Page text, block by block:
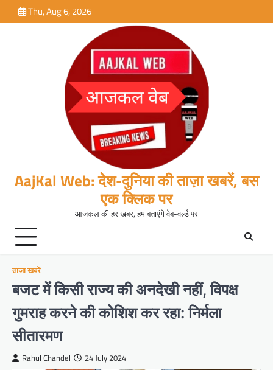
to
Thu, Aug 6, 2026
AajKal Web: देश-दुनिया की ताज़ा खबरें, बस
एक क्लिक पर
आजकल की हर खबर, हम बताएंगे वेब-वर्ल्ड पर
ताजा खबरें
बजट में किसी राज्य की अनदेखी नहीं, विपक्ष
गुमराह करने की कोशिश कर रहा: निर्मला
सीतारमण
Rahul Chandel 24 July 2024